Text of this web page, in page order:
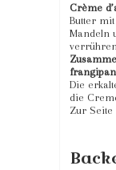
Crème
Butter
Mandeln
Die
die
Zur Seite